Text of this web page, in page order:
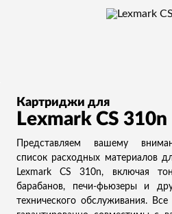
Картриджи для
Lexmark CS 310n
Представляем вашему
список расходных материалов
Lexmark CS 310n, включая
барабанов, печи-фьюзеры и
технического обслуживания.